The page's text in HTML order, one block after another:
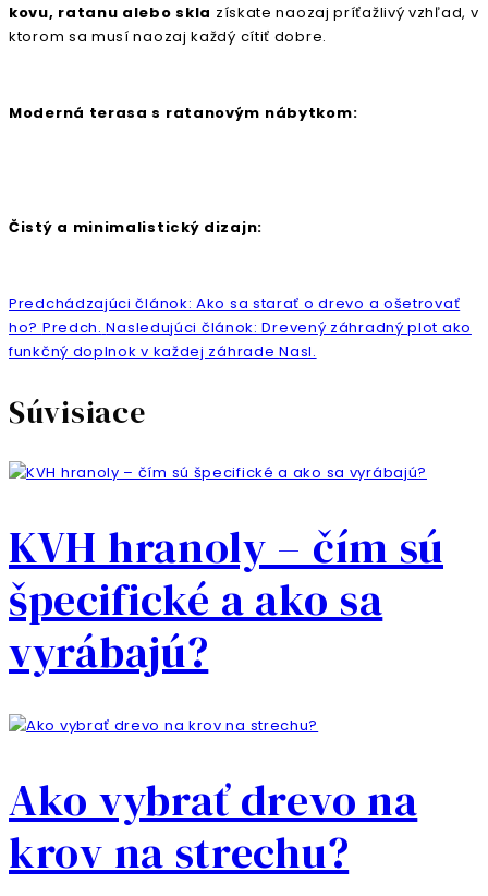
kovu, ratanu alebo skla získate naozaj príťažlivý vzhľad, v
ktorom sa musí naozaj každý cítiť dobre.
Moderná terasa s ratanovým nábytkom:
Čistý a minimalistický dizajn:
Predchádzajúci článok: Ako sa starať o drevo a ošetrovať
ho? Predch. Nasledujúci článok: Drevený záhradný plot ako
funkčný doplnok v každej záhradeNasl.
Súvisiace
KVH hranoly – čím sú
špecifické a ako sa
vyrábajú?
Ako vybrať drevo na
krov na strechu?